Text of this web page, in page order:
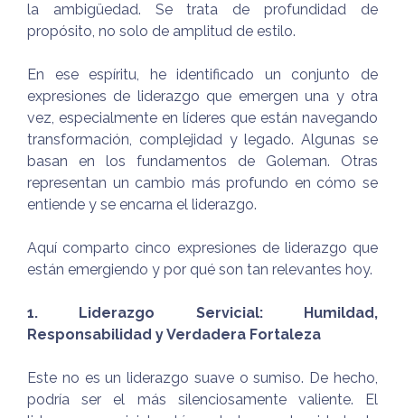
la ambigüedad. Se trata de profundidad de
propósito, no solo de amplitud de estilo.
En ese espíritu, he identificado un conjunto de
expresiones de liderazgo que emergen una y otra
vez, especialmente en líderes que están navegando
transformación, complejidad y legado. Algunas se
basan en los fundamentos de Goleman. Otras
representan un cambio más profundo en cómo se
entiende y se encarna el liderazgo.
Aquí comparto cinco expresiones de liderazgo que
están emergiendo y por qué son tan relevantes hoy.
1. Liderazgo Servicial: Humildad,
Responsabilidad y Verdadera Fortaleza
Este no es un liderazgo suave o sumiso. De hecho,
podría ser el más silenciosamente valiente. El